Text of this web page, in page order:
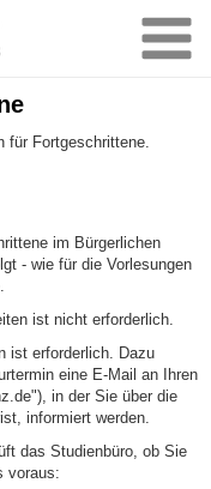
für Fortgeschrittene.
im Bürgerlichen
- wie für die Vorlesungen
ist nicht erforderlich.
ist erforderlich. Dazu
eine E-Mail an Ihren
in der Sie über die
informiert werden.
das Studienbüro, ob Sie
voraus: